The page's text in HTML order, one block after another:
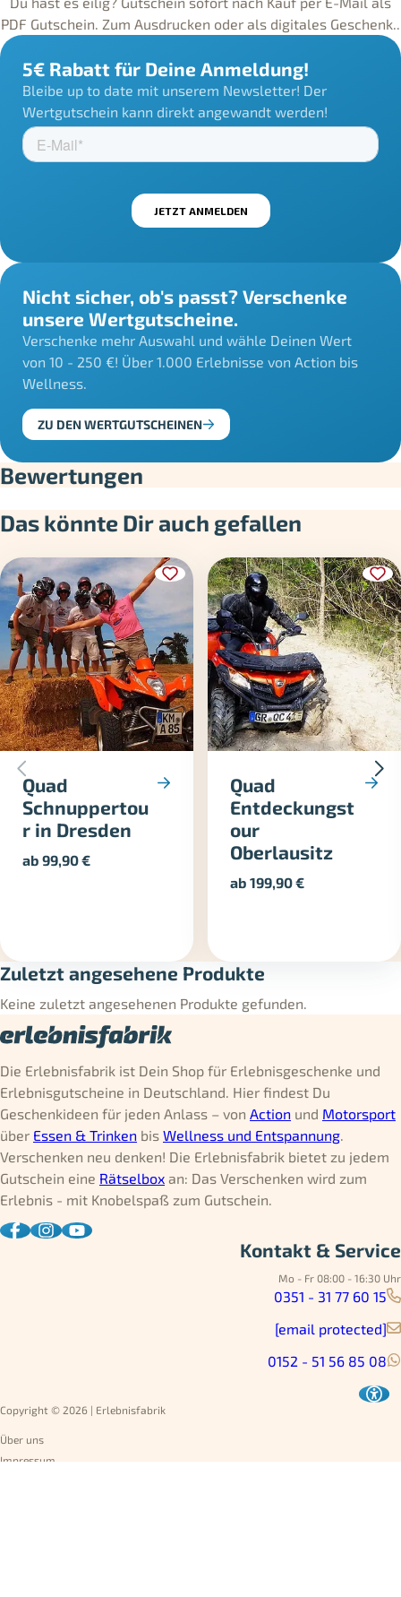
PDF Gutschein. Zum Ausdrucken oder als digitales Geschenk..
5€ Rabatt für Deine Anmeldung!
Bleibe up to date mit unserem Newsletter! Der
Wertgutschein kann direkt angewandt werden!
Nicht sicher, ob's passt? Verschenke
unsere Wertgutscheine.
Verschenke mehr Auswahl und wähle Deinen Wert
von 10 - 250 €! Über 1.000 Erlebnisse von Action bis
Wellness.
ZU DEN WERTGUTSCHEINEN
Bewertungen
Das könnte Dir auch gefallen
Quad
Schnuppertou
r in Dresden
ab99,90€
Quad
Entdeckungst
our
Oberlausitz
ab199,90€
Zuletzt angesehene Produkte
Keine zuletzt angesehenen Produkte gefunden.
Die Erlebnisfabrik ist Dein Shop für Erlebnisgeschenke und
Erlebnisgutscheine in Deutschland. Hier findest Du
Geschenkideen für jeden Anlass – von Action und Motorsport
über Essen & Trinken bis Wellness und Entspannung.
Verschenken neu denken! Die Erlebnisfabrik bietet zu jedem
Gutschein eine Rätselbox an: Das Verschenken wird zum
Erlebnis - mit Knobelspaß zum Gutschein.
Kontakt & Service
Mo - Fr 08:00 - 16:30 Uhr
0351 - 31 77 60 15
[email protected]
0152 - 51 56 85 08
Copyright © 2026 | Erlebnisfabrik
Über uns
Impressum